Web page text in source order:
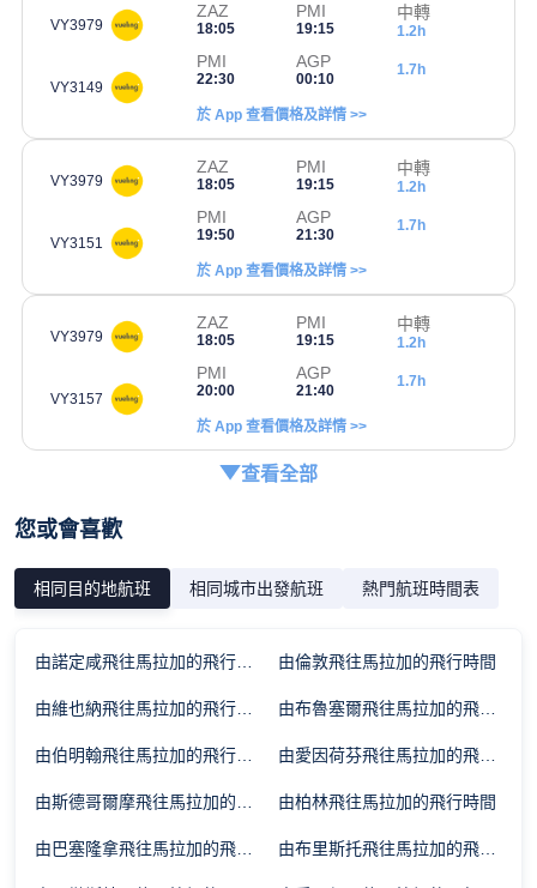
VY3979
ZAZ
18:05
PMI
19:15
中轉
1.2h
VY3149
PMI
22:30
AGP
00:10
1.7h
於 App 查看價格及詳情 >>
VY3979
ZAZ
18:05
PMI
19:15
中轉
1.2h
VY3151
PMI
19:50
AGP
21:30
1.7h
於 App 查看價格及詳情 >>
VY3979
ZAZ
18:05
PMI
19:15
中轉
1.2h
VY3157
PMI
20:00
AGP
21:40
1.7h
於 App 查看價格及詳情 >>
查看全部
您或會喜歡
相同目的地航班 相同城市出發航班 熱門航班時間表
由倫敦飛往馬拉加的飛行時間
由柏林飛往馬拉加的飛行時間